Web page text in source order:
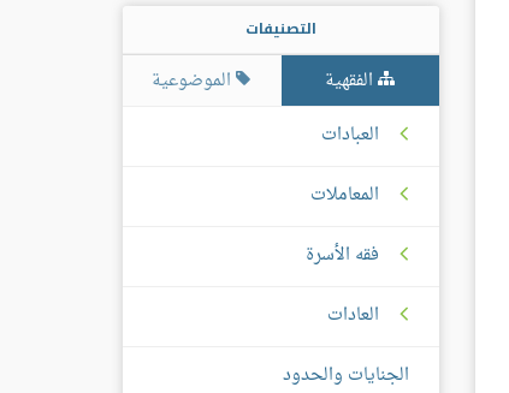
التصنيفات
الفقهية
الموضوعية
العبادات
المعاملات
فقه الأسرة
العادات
الجنايات والحدود